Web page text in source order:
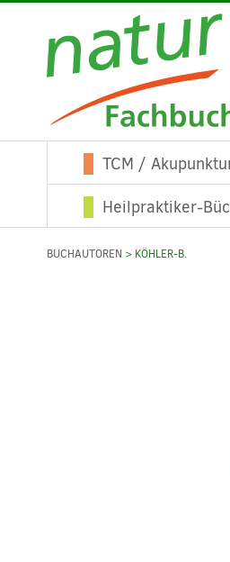
TCM /
Heilpraktiker-
BUCHAUTOREN > KÖHLER-B.